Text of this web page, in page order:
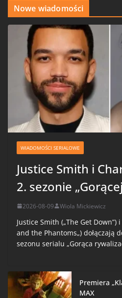
Nowe wiadomości
WIADOMOŚCI SERIALOWE
Justice Smith i
2. sezonie
2026-08-09 Wiola Mickiewicz
Justice Smith („The Get Down”)
and the Phantoms„) dołączają
sezonu serialu „Gorąca
Premiera
MAX